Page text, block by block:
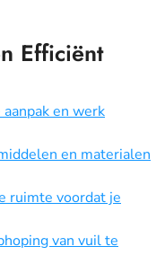
Efficiënt
en werk
en materialen
ruimte voordat je
van vuil te